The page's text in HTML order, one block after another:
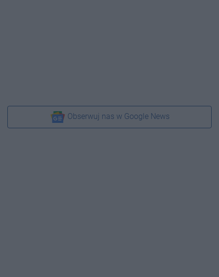
Obserwuj nas w Google News